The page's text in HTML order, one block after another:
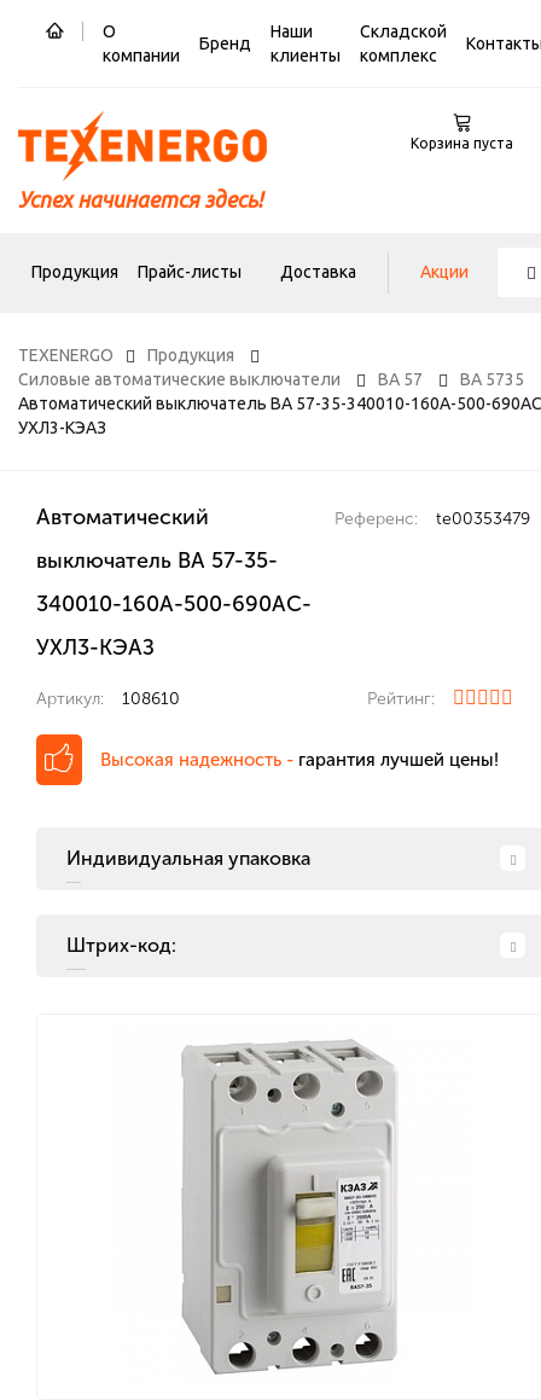
О
компании
Бренд
Наши
клиенты
Складской
комплекс
Успех начинается здесь!
Корзина пуста
Продукция Прайс-листы Доставка Акции
TEXENERGO
Продукция
Силовые автоматические выключатели
ВА 57
ВА 5735
Автоматический выключатель ВА 57-35-340010-160А-500-
УХЛ3-КЭАЗ
Автоматический
выключатель ВА 57-35-
340010-160А-500-690AC-
УХЛ3-КЭАЗ
Референс: te00353479
Артикул: 108610 Рейтинг:
Высокая надежность - гарантия лучшей цены!
Индивидуальная упаковка
Штрих-код: